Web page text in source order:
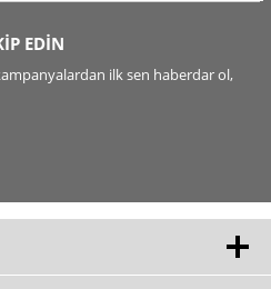
EDİN
ilk sen haberdar ol,